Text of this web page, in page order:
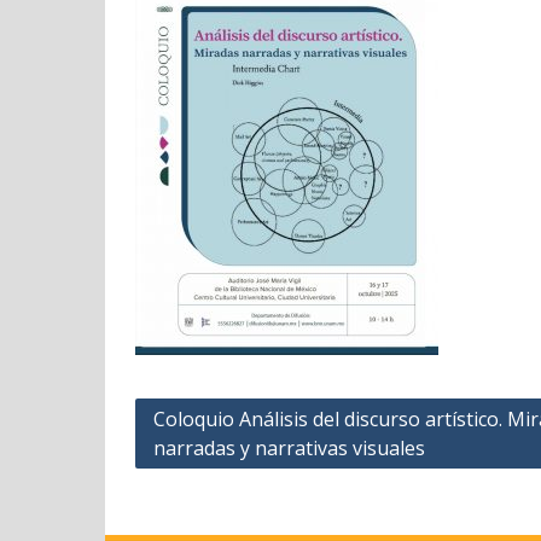
Navegación
de
Coloquio Análisis del discurso artístico.
narradas y narrativas visuales